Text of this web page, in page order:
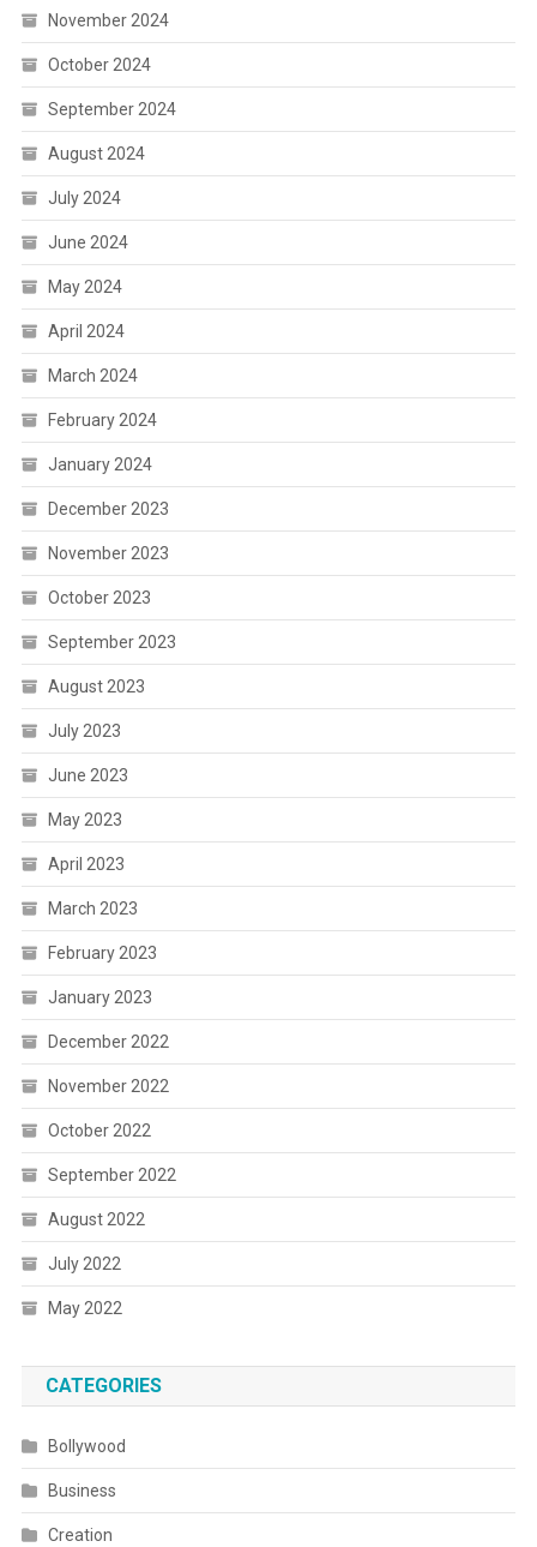
November 2024
October 2024
September 2024
August 2024
July 2024
June 2024
May 2024
April 2024
March 2024
February 2024
January 2024
December 2023
November 2023
October 2023
September 2023
August 2023
July 2023
June 2023
May 2023
April 2023
March 2023
February 2023
January 2023
December 2022
November 2022
October 2022
September 2022
August 2022
July 2022
May 2022
CATEGORIES
Bollywood
Business
Creation